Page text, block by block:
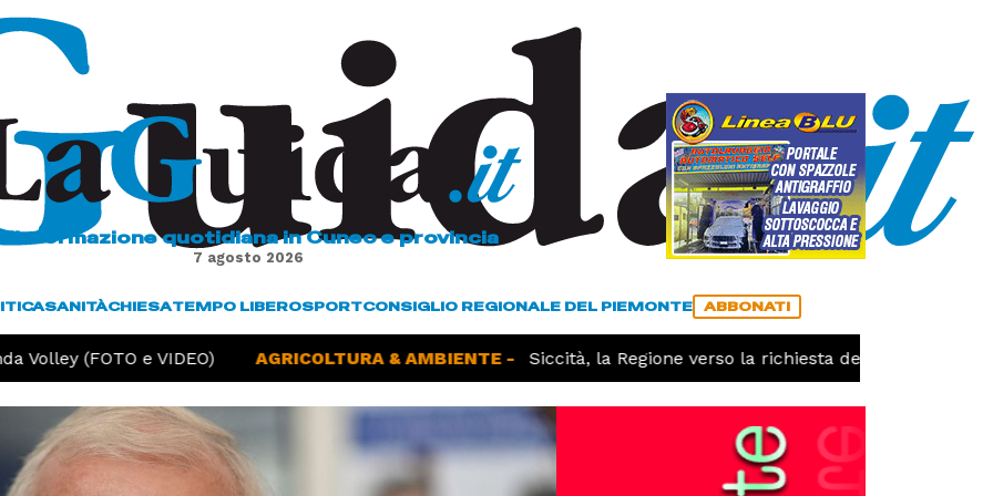
L'informazione quotidiana in Cuneo e provincia
7 agosto 2026
SANITÀCHIESATEMPO LIBEROSPORTCONSIGLIO REGIONALE DEL PIEMONTE ABBONATI
(FOTO e VIDEO) AGRICOLTURA & AMBIENTE - Siccità, la Regione verso la richiesta dello stato di